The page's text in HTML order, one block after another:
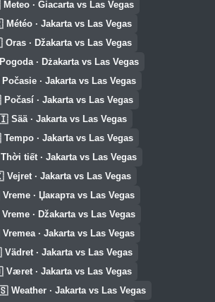
Meteo · Giacarta vs Las Vegas
Météo · Jakarta vs Las Vegas
Oras · Džakarta vs Las Vegas
Pogoda · Dżakarta vs Las Vegas
Počasie · Jakarta vs Las Vegas
Počasí · Jakarta vs Las Vegas
Sää · Jakarta vs Las Vegas
Tempo · Jakarta vs Las Vegas
Thời tiết · Jakarta vs Las Vegas
Vejret · Jakarta vs Las Vegas
Vreme · Џакарта vs Las Vegas
Vreme · Džakarta vs Las Vegas
Vremea · Jakarta vs Las Vegas
Vädret · Jakarta vs Las Vegas
Været · Jakarta vs Las Vegas
Weather · Jakarta vs Las Vegas